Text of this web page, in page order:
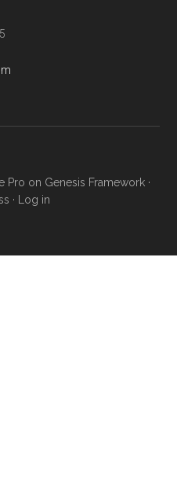
Pro on Genesis Framework·
· Log in